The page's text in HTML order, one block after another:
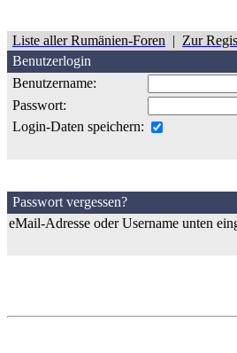
Liste aller Rumänien-Foren | Zur
Benutzerlogin
Benutzername:
Passwort:
Login-Daten speichern:
Passwort vergessen?
eMail-Adresse oder Username unten